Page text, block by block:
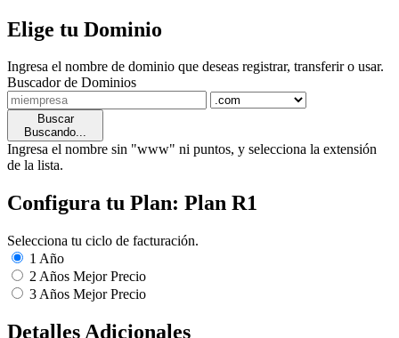
Elige tu Dominio
Ingresa el nombre de dominio que deseas registrar, transferir o usar.
Buscador de Dominios
Buscar
Buscando...
Ingresa el nombre sin "www" ni puntos, y selecciona la extensión
de la lista.
Configura tu Plan: Plan R1
Selecciona tu ciclo de facturación.
1 Año
2 Años Mejor Precio
3 Años Mejor Precio
Detalles Adicionales